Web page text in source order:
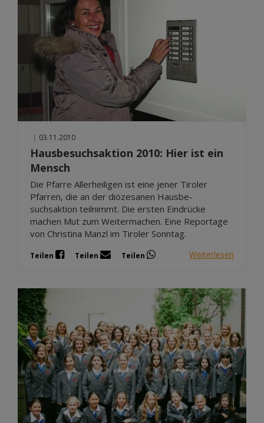
| 03.11.2010
Hausbesuchsaktion 2010: Hier ist ein
Mensch
Die Pfarre Allerheiligen ist eine jener Tiroler
Pfarren, die an der diözesanen Hausbe-
suchsaktion teilnimmt. Die ersten Eindrücke
machen Mut zum Weitermachen. Eine Reportage
von Christina Manzl im Tiroler Sonntag.
Teilen Teilen Teilen Weiterlesen